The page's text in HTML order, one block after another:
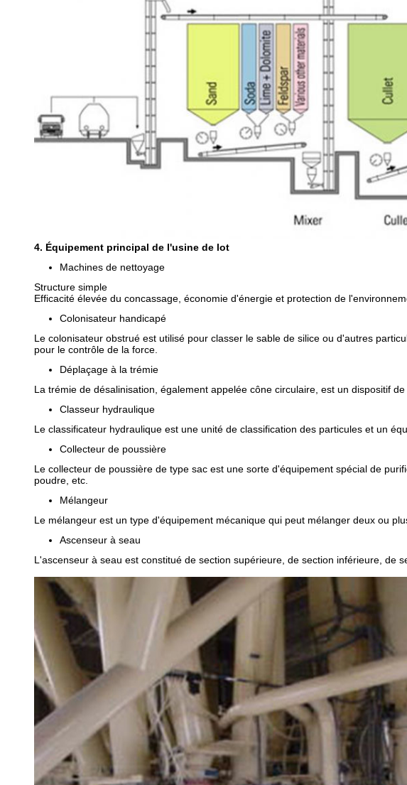
4. Équipement principal de l'usine de lot
Machines de nettoyage
Structure simple
Efficacité élevée du concassage, économie d'énergie et protection de
Colonisateur handicapé
Le colonisateur obstrué est utilisé pour classer le sable de silice ou d'autres
pour le contrôle de la force.
Déplaçage à la trémie
La trémie de désalinisation, également appelée cône circulaire, est un dispositif
Classeur hydraulique
Le classificateur hydraulique est une unité de classification des particules et un
Collecteur de poussière
Le collecteur de poussière de type sac est une sorte d'équipement spécial de
poudre, etc.
Mélangeur
Le mélangeur est un type d'équipement mécanique qui peut mélanger deux ou
Ascenseur à seau
L'ascenseur à seau est constitué de section supérieure, de section inférieure, de